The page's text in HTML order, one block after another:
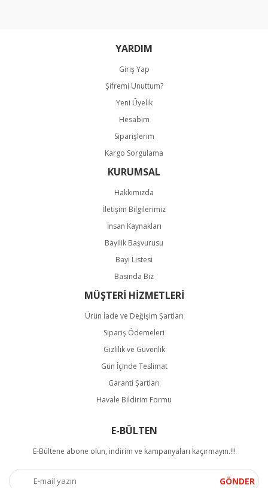
YARDIM
Giriş Yap
Şifremi Unuttum?
Yeni Üyelik
Hesabım
Siparişlerim
Kargo Sorgulama
KURUMSAL
Hakkımızda
İletişim Bilgilerimiz
İnsan Kaynakları
Bayilik Başvurusu
Bayi Listesi
Basında Biz
MÜŞTERİ HİZMETLERİ
Ürün İade ve Değişim Şartları
Sipariş Ödemeleri
Gizlilik ve Güvenlik
Gün İçinde Teslimat
Garanti Şartları
Havale Bildirim Formu
E-BÜLTEN
E-Bültene abone olun, indirim ve kampanyaları kaçırmayın.!!!
GÖNDER